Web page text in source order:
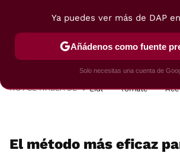
POSTRES VIAJES SELECCIÓN
HOY SE HABLA DE Lidl Tomate
El método más eficaz
Ya puedes ver más de DAP
Añádenos como fuente
Solo necesitas una cuenta de